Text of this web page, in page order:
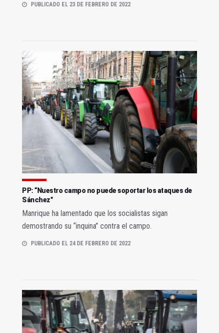
PUBLICADO EL 23 DE FEBRERO DE 2022
PP: “Nuestro campo no puede soportar los ataques de
Sánchez"
Manrique ha lamentado que los socialistas sigan
demostrando su “inquina” contra el campo.
PUBLICADO EL 24 DE FEBRERO DE 2022